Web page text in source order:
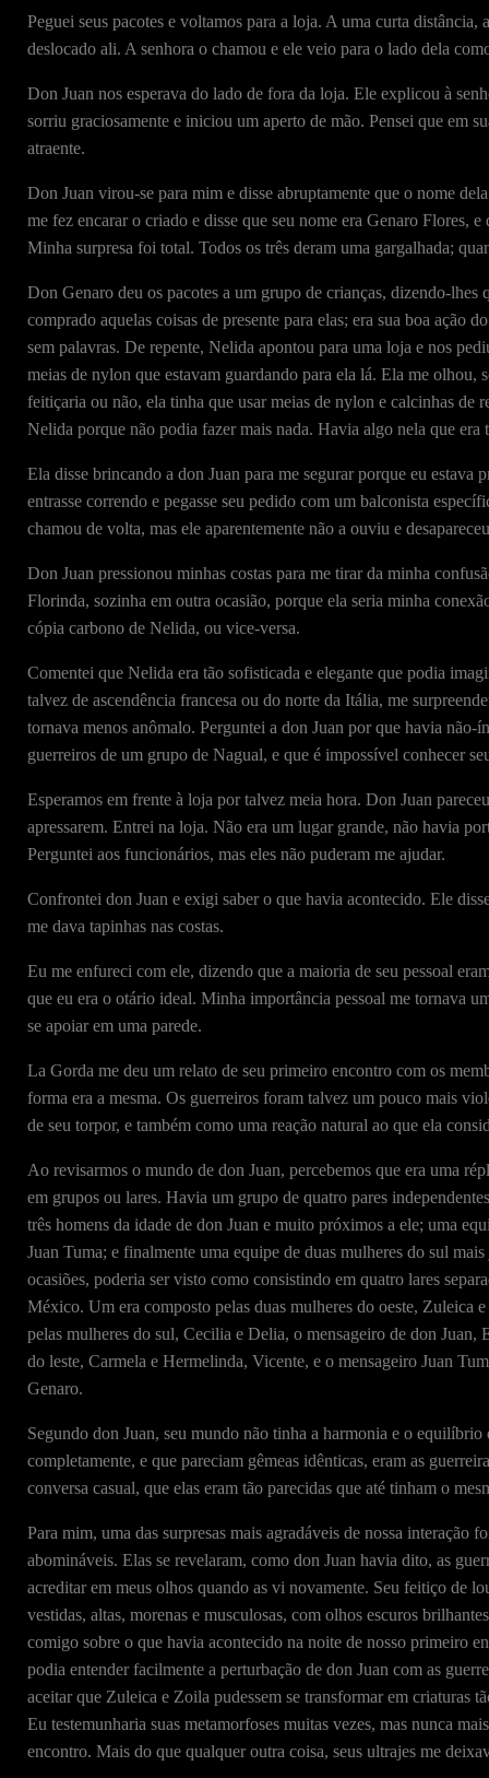
Peguei seus pacotes e voltamos para a loja. A uma curta
deslocado ali. A senhora o chamou e ele veio para o lado dela
Don Juan nos esperava do lado de fora da loja. Ele explicou à
sorriu graciosamente e iniciou um aperto de mão. Pensei que em
atraente.
Don Juan virou-se para mim e disse abruptamente que o nome
me fez encarar o criado e disse que seu nome era Genaro Flores,
Minha surpresa foi total. Todos os três deram uma gargalhada;
Don Genaro deu os pacotes a um grupo de crianças, dizendo-
comprado aquelas coisas de presente para elas; era sua boa ação
sem palavras. De repente, Nelida apontou para uma loja e nos
meias de nylon que estavam guardando para ela lá. Ela me
feitiçaria ou não, ela tinha que usar meias de nylon e calcinhas
Nelida porque não podia fazer mais nada. Havia algo nela que era
Ela disse brincando a don Juan para me segurar porque eu estava
entrasse correndo e pegasse seu pedido com um balconista
chamou de volta, mas ele aparentemente não a ouviu e
Don Juan pressionou minhas costas para me tirar da minha
Florinda, sozinha em outra ocasião, porque ela seria minha
cópia carbono de Nelida, ou vice-versa.
Comentei que Nelida era tão sofisticada e elegante que podia
talvez de ascendência francesa ou do norte da Itália, me
tornava menos anômalo. Perguntei a don Juan por que havia não-
guerreiros de um grupo de Nagual, e que é impossível conhecer
Esperamos em frente à loja por talvez meia hora. Don Juan
apressarem. Entrei na loja. Não era um lugar grande, não havia
Perguntei aos funcionários, mas eles não puderam me ajudar.
Confrontei don Juan e exigi saber o que havia acontecido. Ele
me dava tapinhas nas costas.
Eu me enfureci com ele, dizendo que a maioria de seu pessoal
que eu era o otário ideal. Minha importância pessoal me tornava
se apoiar em uma parede.
La Gorda me deu um relato de seu primeiro encontro com os
forma era a mesma. Os guerreiros foram talvez um pouco mais
de seu torpor, e também como uma reação natural ao que ela
Ao revisarmos o mundo de don Juan, percebemos que era uma
em grupos ou lares. Havia um grupo de quatro pares
três homens da idade de don Juan e muito próximos a ele; uma
Juan Tuma; e finalmente uma equipe de duas mulheres do sul
ocasiões, poderia ser visto como consistindo em quatro lares
México. Um era composto pelas duas mulheres do oeste, Zuleica
pelas mulheres do sul, Cecilia e Delia, o mensageiro de don
do leste, Carmela e Hermelinda, Vicente, e o mensageiro Juan
Genaro.
Segundo don Juan, seu mundo não tinha a harmonia e o
completamente, e que pareciam gêmeas idênticas, eram as
conversa casual, que elas eram tão parecidas que até tinham o
Para mim, uma das surpresas mais agradáveis de nossa
abomináveis. Elas se revelaram, como don Juan havia dito, as
acreditar em meus olhos quando as vi novamente. Seu feitiço de
vestidas, altas, morenas e musculosas, com olhos escuros
comigo sobre o que havia acontecido na noite de nosso primeiro
podia entender facilmente a perturbação de don Juan com as
aceitar que Zuleica e Zoila pudessem se transformar em criaturas
Eu testemunharia suas metamorfoses muitas vezes, mas nunca
encontro. Mais do que qualquer outra coisa, seus ultrajes me